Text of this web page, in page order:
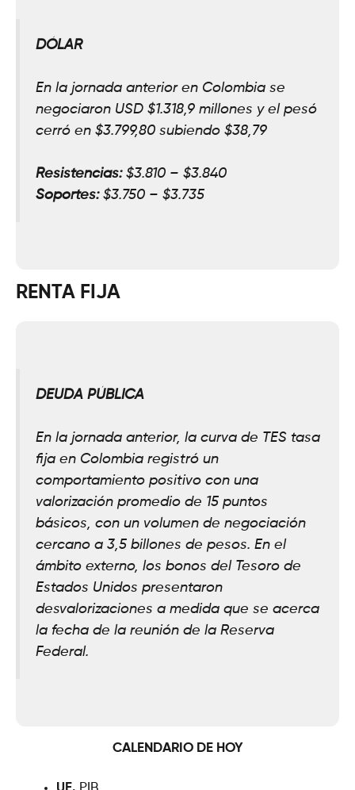
DÓLAR
En la jornada anterior en Colombia se
negociaron USD $1.318,9 millones y el pesó
cerró en $3.799,80 subiendo $38,79
Resistencias:$3.810 – $3.840
Soportes: $3.750 – $3.735
RENTA FIJA
DEUDA PÚBLICA
En la jornada anterior, la curva de TES tasa
fija en Colombia registró un
comportamiento positivo con una
valorización promedio de 15 puntos
básicos, con un volumen de negociación
cercano a 3,5 billones de pesos. En el
ámbito externo, los bonos del Tesoro de
Estados Unidos presentaron
desvalorizaciones a medida que se acerca
la fecha de la reunión de la Reserva
Federal.
CALENDARIO DE HOY